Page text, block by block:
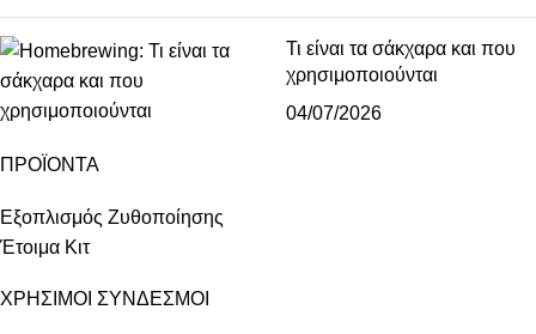
Τι είναι τα σάκχαρα και που
χρησιμοποιούνται
04/07/2026
ΠΡΟΪΟΝΤΑ
Εξοπλισμός Ζυθοποίησης
Έτοιμα Κιτ
ΧΡΗΣΙΜΟΙ ΣΥΝΔΕΣΜΟΙ